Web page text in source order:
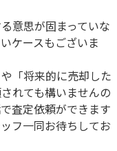
意思が固まっていな
ケースもございま
「将来的に売却した
れても構いませんの
査定依頼ができます
フ一同お待ちしてお